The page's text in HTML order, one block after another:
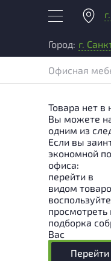
Город: г.
Офисная
Товара нет в
Вы можете
одним из
Если вы
экономной
офиса:
перейти в
видом
просмотреть
подборка
Вас
Перейти